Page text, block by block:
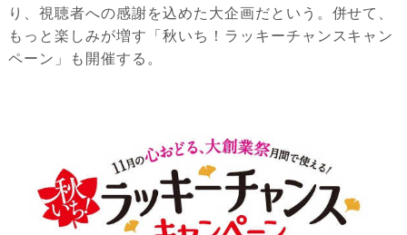
り、視聴者への感謝を込めた大企画だという。併せて、
もっと楽しみが増す「秋いち！ラッキーチャンスキャン
ペーン」も開催する。